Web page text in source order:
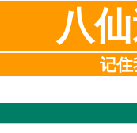
八
记住